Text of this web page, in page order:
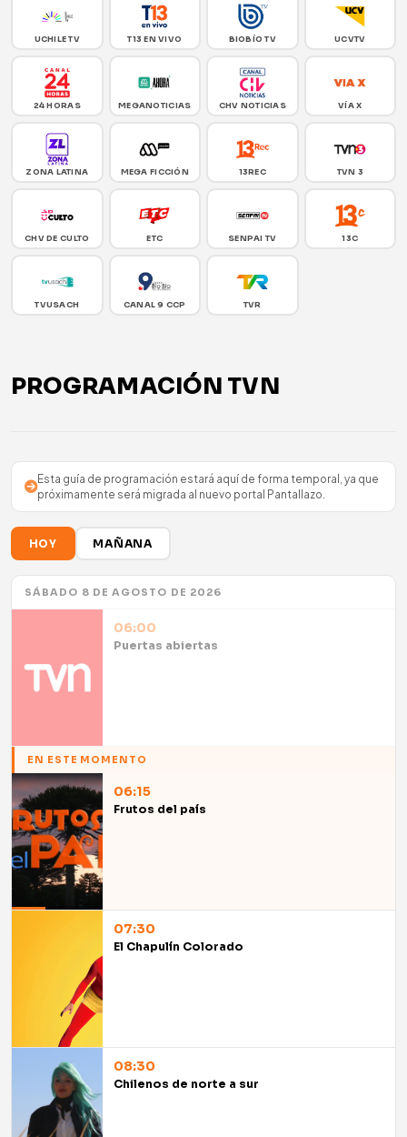
UCHILE TV T13 EN VIVO BIOBÍO TV UCVTV
24 HORAS MEGANOTICIAS CHV NOTICIAS VÍA X
ZONA LATINA MEGA FICCIÓN 13REC TVN 3
CHV DE CULTO ETC SENPAI TV 13C
TVUSACH CANAL 9 CCP TVR
PROGRAMACIÓN TVN
Esta guía de programación estará aquí de forma temporal, ya que
próximamente será migrada al nuevo portal Pantallazo.
HOY MAÑANA
SÁBADO 8 DE AGOSTO DE 2026
06:00
Puertas abiertas
EN ESTE MOMENTO
06:15
Frutos del país
07:30
El Chapulín Colorado
08:30
Chilenos de norte a sur